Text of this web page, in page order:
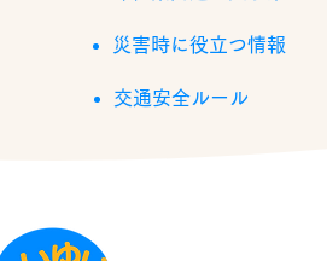
災害時に役立つ情報
交通安全ルール